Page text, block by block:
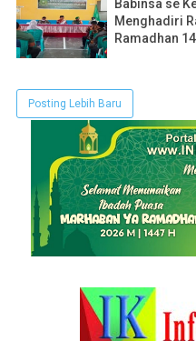
Babinsa se
Menghadiri
Ramadhan
Posting Lebih Baru